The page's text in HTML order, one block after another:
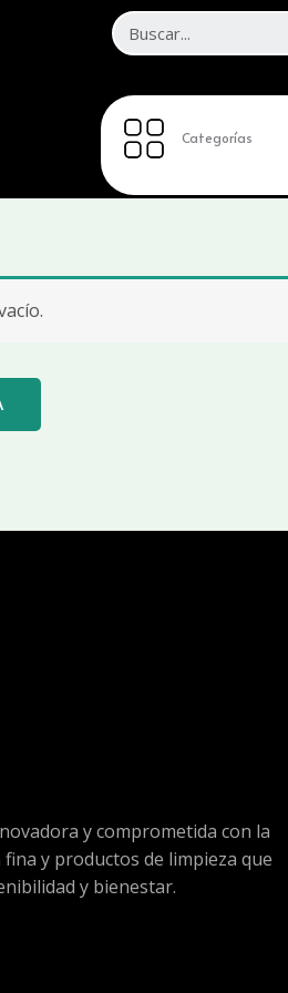
Categorías
y comprometida con la
y productos de limpieza que
y bienestar.